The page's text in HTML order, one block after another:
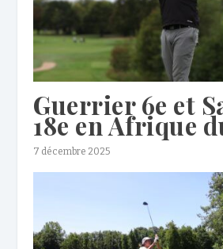
Guerrier 6e et
18e en Afrique
7 décembre 2025